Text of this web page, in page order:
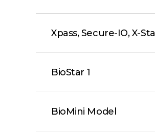
Xpass, Secure-IO, X-
BioStar 1
BioMini Model